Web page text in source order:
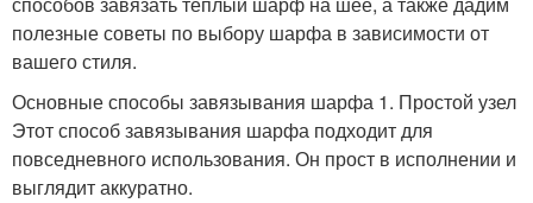
полезные советы по выбору шарфа в зависимости от
вашего стиля.
Основные способы завязывания шарфа 1. Простой узел
Этот способ завязывания шарфа подходит для
повседневного использования. Он прост в исполнении и
выглядит аккуратно.